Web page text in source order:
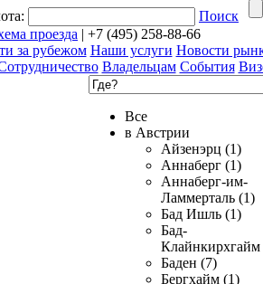
Поиск
проезда | +7 (495) 258-88-66
за рубежом Наши услуги Новости
Владельцам События
Все
в Австрии
Айзенэрц (1)
Аннаберг (1)
Аннаберг-им-
Ламмерталь (1)
Бад Ишль (1)
Бад-
Клайнкирхгайм
Баден (7)
Бергхайм (1)